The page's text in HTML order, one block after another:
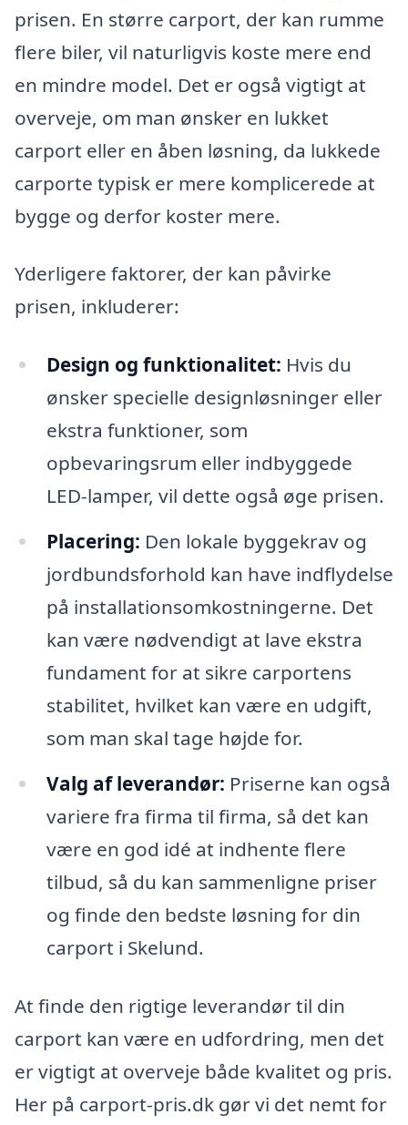
prisen. En større carport, der kan rumme
flere biler, vil naturligvis koste mere end
en mindre model. Det er også vigtigt at
overveje, om man ønsker en lukket
carport eller en åben løsning, da lukkede
carporte typisk er mere komplicerede at
bygge og derfor koster mere.
Yderligere faktorer, der kan påvirke
prisen, inkluderer:
Design og funktionalitet: Hvis du
ønsker specielle designløsninger eller
ekstra funktioner, som
opbevaringsrum eller indbyggede
LED-lamper, vil dette også øge prisen.
Placering: Den lokale byggekrav og
jordbundsforhold kan have indflydelse
på installationsomkostningerne. Det
kan være nødvendigt at lave ekstra
fundament for at sikre carportens
stabilitet, hvilket kan være en udgift,
som man skal tage højde for.
Valg af leverandør: Priserne kan også
variere fra firma til firma, så det kan
være en god idé at indhente flere
tilbud, så du kan sammenligne priser
og finde den bedste løsning for din
carport i Skelund.
At finde den rigtige leverandør til din
carport kan være en udfordring, men det
er vigtigt at overveje både kvalitet og pris.
Her på carport-pris.dk gør vi det nemt for